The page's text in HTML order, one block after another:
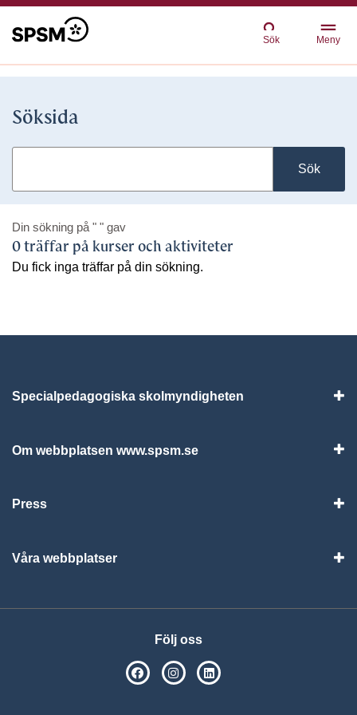
Sök Meny
Söksida
Sök
Din sökning på " " gav
0 träffar på kurser och aktiviteter
Du fick inga träffar på din sökning.
Specialpedagogiska skolmyndigheten
Om webbplatsen www.spsm.se
Press
Våra webbplatser
Följ oss
SPSM på Facebook
SPSM på Instagram